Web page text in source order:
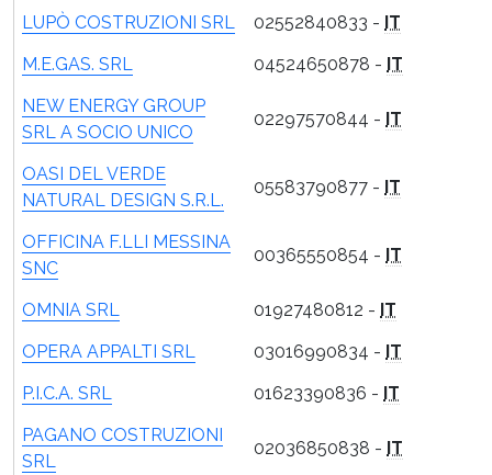
LUPÒ COSTRUZIONI SRL
02552840833 - IT
M.E.GAS. SRL
04524650878 - IT
NEW ENERGY GROUP
SRL A SOCIO UNICO
02297570844 - IT
OASI DEL VERDE
NATURAL DESIGN S.R.L.
05583790877 - IT
OFFICINA F.LLI MESSINA
SNC
00365550854 - IT
OMNIA SRL 01927480812 - IT
OPERA APPALTI SRL
03016990834 - IT
P.I.C.A. SRL
01623390836 - IT
PAGANO COSTRUZIONI
SRL
02036850838 - IT